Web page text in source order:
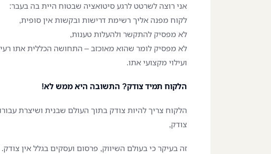
אני רוצה לשרטט לרגע סיטואציה שבטוח היית בה בעבר:
לקוח מפנה אליך רשימת דרישות ובקשות אין סופית,
לא מפסיק להתקשר ולהעלות טענות,
לא מפסיק לומר שהוא מאוכזב – התחושה הכללית אתו
ועילוי מקצועי אתו.
הלקוח תמיד צודק? התשובה היא ממש לא!
הלקוח צריך להיות צודק בתוך העולם שבנית ושיצרת
צודק,
זה בעיקר כי בעולם השיווק, פרסום ועסקים בגלל אין